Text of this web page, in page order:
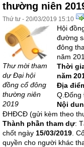
thường niên
Thứ tư - 20/03/2019 15:10
Thư mời tham
dự Đại hội
đồng cổ đông
thường niên
2019
Hội
đường
đông
năm
Thời
năm
Địa
Q.Đống
Nội
ĐHĐCĐ (gửi kèm theo
Thành phần tham dự:
chốt ngày 15/03/2019 .
quyền cho người khác